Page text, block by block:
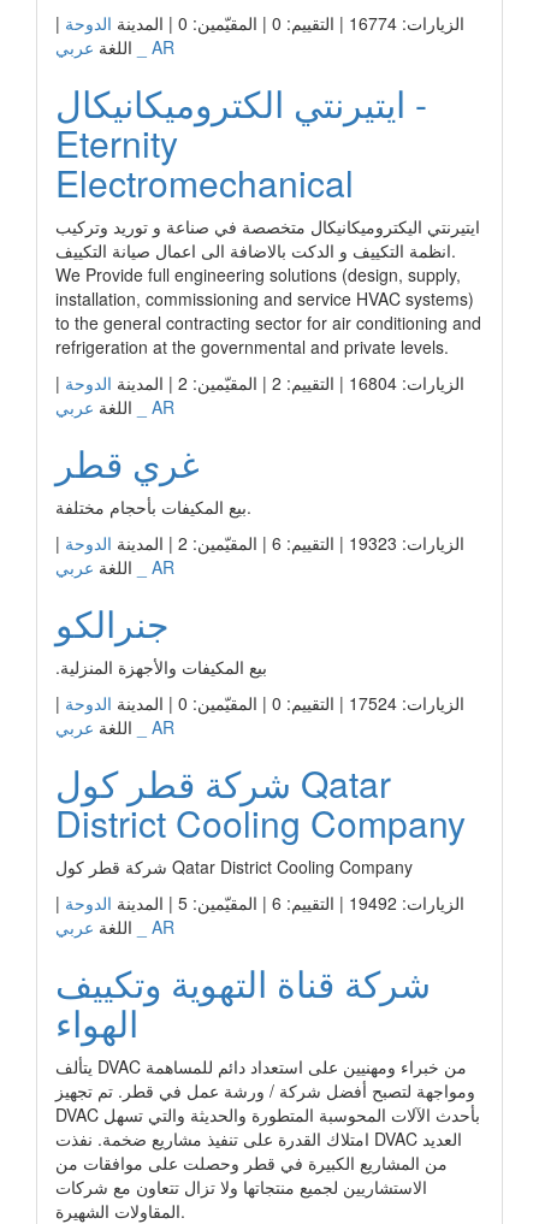
الزيارات: 16774 | التقييم: 0 | المقيّمين: 0 | المدينة
الدوحة |
اللغة عربي _ AR
ايتيرنتي الكتروميكانيكال -
Eternity
Electromechanical
ايتيرنتي اليكتروميكانيكال متخصصة في صناعة و توريد وتركيب
انظمة التكييف و الدكت بالاضافة الى اعمال صيانة التكييف.
We Provide full engineering solutions (design, supply,
installation, commissioning and service HVAC systems)
to the general contracting sector for air conditioning and
refrigeration at the governmental and private levels.
الزيارات: 16804 | التقييم: 2 | المقيّمين: 2 | المدينة
الدوحة |
اللغة عربي _ AR
غري قطر
بيع المكيفات بأحجام مختلفة.
الزيارات: 19323 | التقييم: 6 | المقيّمين: 2 | المدينة
الدوحة |
اللغة عربي _ AR
جنرالكو
.بيع المكيفات والأجهزة المنزلية
الزيارات: 17524 | التقييم: 0 | المقيّمين: 0 | المدينة
الدوحة |
اللغة عربي _ AR
شركة قطر كول Qatar
District Cooling Company
شركة قطر كول Qatar District Cooling Company
الزيارات: 19492 | التقييم: 6 | المقيّمين: 5 | المدينة
الدوحة |
اللغة عربي _ AR
شركة قناة التهوية وتكييف
الهواء
يتألف DVAC من خبراء ومهنيين على استعداد دائم للمساهمة
ومواجهة لتصبح أفضل شركة / ورشة عمل في قطر. تم تجهيز
DVAC بأحدث الآلات المحوسبة المتطورة والحديثة والتي تسهل
امتلاك القدرة على تنفيذ مشاريع ضخمة. نفذت DVAC العديد
من المشاريع الكبيرة في قطر وحصلت على موافقات من
الاستشاريين لجميع منتجاتها ولا تزال تتعاون مع شركات
المقاولات الشهيرة.